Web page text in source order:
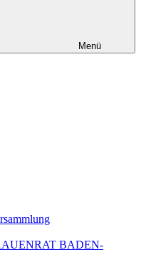
Menü
BADEN-